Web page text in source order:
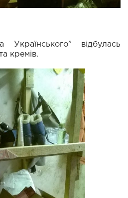
Українського” відбулась
кремів.